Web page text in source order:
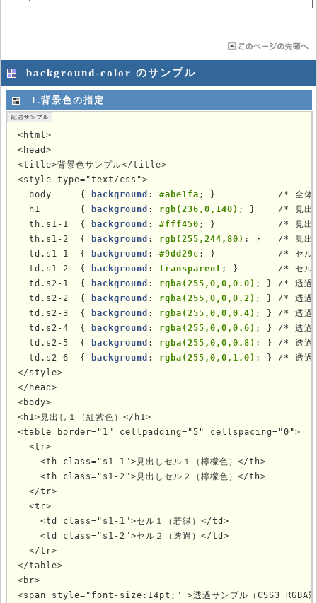
background-color のサンプル
1.背景色の指定
<html>
<head>
<title>背景色サンプル</title>
<style type="text/css">
  body     {
background : #abe1fa ; }           /* 全体:
  h1       {
background : rgb(236,0,140) ; }    /* 見出し
  th.s1-1  {
background : #fff450 ; }           /* 見出し
  th.s1-2  {
background : rgb(255,244,80) ; }   /* 見出
  td.s1-1  {
background : #9dd29c ; }           /* セル
  td.s1-2  {
background : transparent ; }       /* セル
  td.s2-1  {
background : rgba(255,0,0,0.0) ; } /* 透過
  td.s2-2  {
background : rgba(255,0,0,0.2) ; } /* 透過
  td.s2-3  {
background : rgba(255,0,0,0.4) ; } /* 透過
  td.s2-4  {
background : rgba(255,0,0,0.6) ; } /* 透過
  td.s2-5  {
background : rgba(255,0,0,0.8) ; } /* 透過
  td.s2-6  {
background : rgba(255,0,0,1.0) ; } /* 透過
</style>
</head>
<body>
<h1>見出し１（紅紫色）</h1>
<table border="1" cellpadding="5" cellspacing="0">
  <tr>
    <th class="s1-1">見出しセル１（檸檬色）</th>
    <th class="s1-2">見出しセル２（檸檬色）</th>
  </tr>
  <tr>
    <td class="s1-1">セル１（若緑）</td>
    <td class="s1-2">セル２（透過）</td>
  </tr>
</table>
<br>
<span style="font-size:14pt;" >透過サンプル（CSS3 RGBA対